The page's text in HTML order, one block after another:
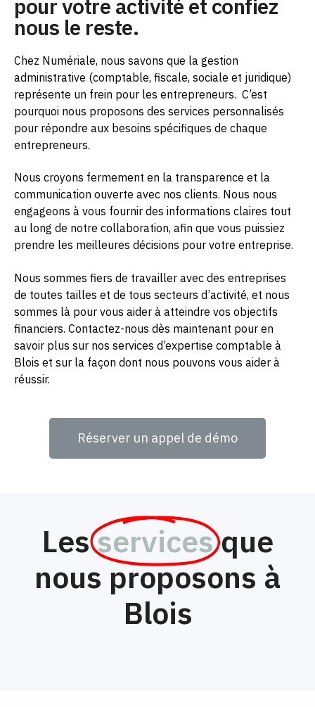
pour votre activité et confiez
nous le reste.
Chez Numériale, nous savons que la gestion
administrative (comptable, fiscale, sociale et juridique)
représente un frein pour les entrepreneurs. C’est
pourquoi nous proposons des services personnalisés
pour répondre aux besoins spécifiques de chaque
entrepreneurs.
Nous croyons fermement en la transparence et la
communication ouverte avec nos clients. Nous nous
engageons à vous fournir des informations claires tout
au long de notre collaboration, afin que vous puissiez
prendre les meilleures décisions pour votre entreprise.
Nous sommes fiers de travailler avec des entreprises
de toutes tailles et de tous secteurs d’activité, et nous
sommes là pour vous aider à atteindre vos objectifs
financiers. Contactez-nous dès maintenant pour en
savoir plus sur nos services d’expertise comptable à
Blois et sur la façon dont nous pouvons vous aider à
réussir.
Réserver un appel de démo
Lesservices que
nous proposons à
Blois